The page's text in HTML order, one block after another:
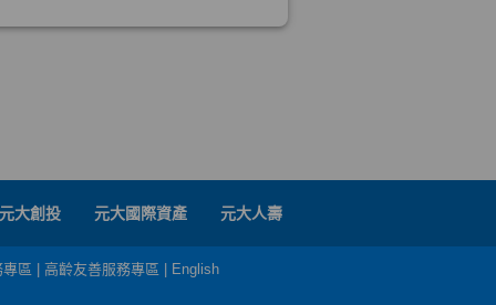
元大創投 元大國際資產 元大人壽
區 高齡友善服務專區 English